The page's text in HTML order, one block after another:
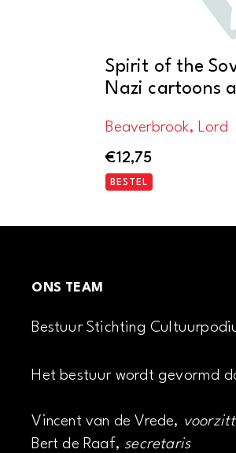
Spirit of the
Nazi cartoons
Beaverbrook, Lord
€12,75
BESTEL
ONS TEAM
Bestuur Stichting
Het bestuur wordt gevormd
Vincent van de Vrede,
Bert de Raaf, secretaris